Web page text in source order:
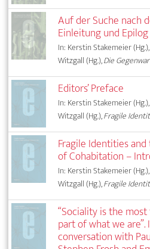
Auf der Suche nach
Einleitung und Epilog
In: Kerstin Stakemeier
Witzgall (Hg.),Die
Editors’ Preface
In: Kerstin Stakemeier
Witzgall (Hg.),Fragile
Fragile Identities
of Cohabitation –
In: Kerstin Stakemeier
Witzgall (Hg.),Fragile
“Sociality is the
part of what we are”.
conversation with